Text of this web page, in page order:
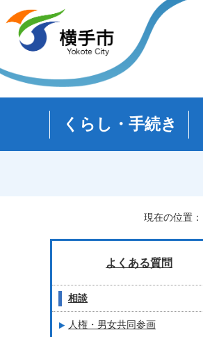
くらし・手続き
現在の位置：
よくある質問
相談
人権・男女共同参画